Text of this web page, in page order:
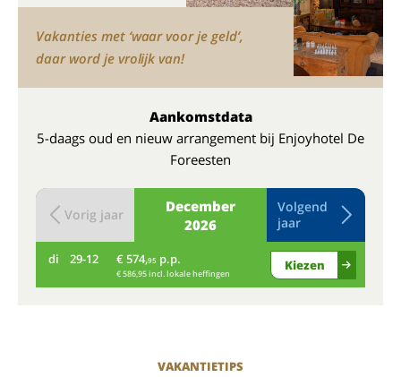
Vakanties met ‘waar voor je geld’,
daar word je vrolijk van!
Aankomstdata
5-daags oud en nieuw arrangement bij Enjoyhotel De
Foreesten
December
2026
Vorig jaar
Volgend
jaar
di 29-12 € 574,95 p.p.
€ 586,95 incl. lokale heffingen
Kiezen
VAKANTIETIPS